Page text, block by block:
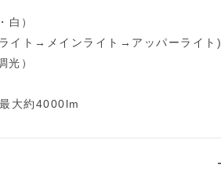
白）
イト→メインライト→アッパーライト)
光）
大約4000lm